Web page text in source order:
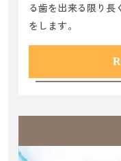
る歯を出来る限り長
をします。